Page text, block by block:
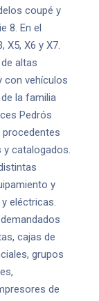
coupé y
8. En el
X5, X6 y X7.
altas
con vehículos
la familia
Pedrós
catalogados.
y
eléctricas.
cajas de
grupos
de